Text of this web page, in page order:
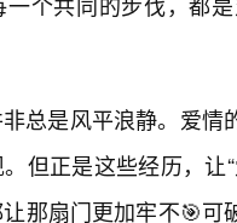
总是风平浪静。爱情
但正是这些经历，
那扇门更加牢不🎯